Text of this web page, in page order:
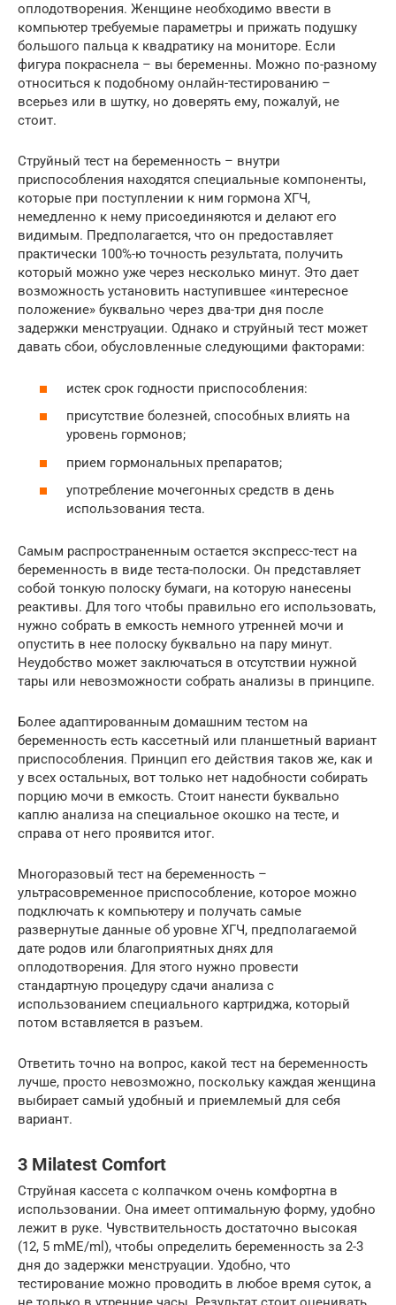
оплодотворения. Женщине необходимо ввести в
компьютер требуемые параметры и прижать подушку
большого пальца к квадратику на мониторе. Если
фигура покраснела – вы беременны. Можно по-разному
относиться к подобному онлайн-тестированию –
всерьез или в шутку, но доверять ему, пожалуй, не
стоит.
Струйный тест на беременность – внутри
приспособления находятся специальные компоненты,
которые при поступлении к ним гормона ХГЧ,
немедленно к нему присоединяются и делают его
видимым. Предполагается, что он предоставляет
практически 100%-ю точность результата, получить
который можно уже через несколько минут. Это дает
возможность установить наступившее «интересное
положение» буквально через два-три дня после
задержки менструации. Однако и струйный тест может
давать сбои, обусловленные следующими факторами:
истек срок годности приспособления:
присутствие болезней, способных влиять на
уровень гормонов;
прием гормональных препаратов;
употребление мочегонных средств в день
использования теста.
Самым распространенным остается экспресс-тест на
беременность в виде теста-полоски. Он представляет
собой тонкую полоску бумаги, на которую нанесены
реактивы. Для того чтобы правильно его использовать,
нужно собрать в емкость немного утренней мочи и
опустить в нее полоску буквально на пару минут.
Неудобство может заключаться в отсутствии нужной
тары или невозможности собрать анализы в принципе.
Более адаптированным домашним тестом на
беременность есть кассетный или планшетный вариант
приспособления. Принцип его действия таков же, как и
у всех остальных, вот только нет надобности собирать
порцию мочи в емкость. Стоит нанести буквально
каплю анализа на специальное окошко на тесте, и
справа от него проявится итог.
Многоразовый тест на беременность –
ультрасовременное приспособление, которое можно
подключать к компьютеру и получать самые
развернутые данные об уровне ХГЧ, предполагаемой
дате родов или благоприятных днях для
оплодотворения. Для этого нужно провести
стандартную процедуру сдачи анализа с
использованием специального картриджа, который
потом вставляется в разъем.
Ответить точно на вопрос, какой тест на беременность
лучше, просто невозможно, поскольку каждая женщина
выбирает самый удобный и приемлемый для себя
вариант.
3 Milatest Comfort
Струйная кассета с колпачком очень комфортна в
использовании. Она имеет оптимальную форму, удобно
лежит в руке. Чувствительность достаточно высокая
(12, 5 mМЕ/ml), чтобы определить беременность за 2-3
дня до задержки менструации. Удобно, что
тестирование можно проводить в любое время суток, а